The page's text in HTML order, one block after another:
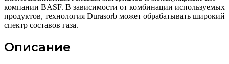
компании BASF. В зависимости от комбинации используемых
продуктов, технология Durasorb может обрабатывать широкий
спектр составов газа.
Описание